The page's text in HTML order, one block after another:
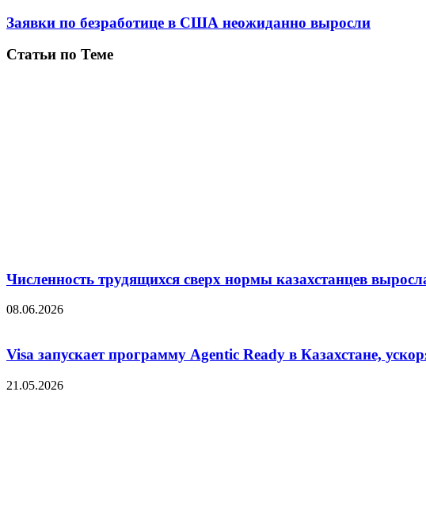
Заявки по безработице в США неожиданно выросли
Статьи по Теме
Численность трудящихся сверх нормы казахстанцев
08.06.2026
Visa запускает программу Agentic Ready в Казахстане,
21.05.2026